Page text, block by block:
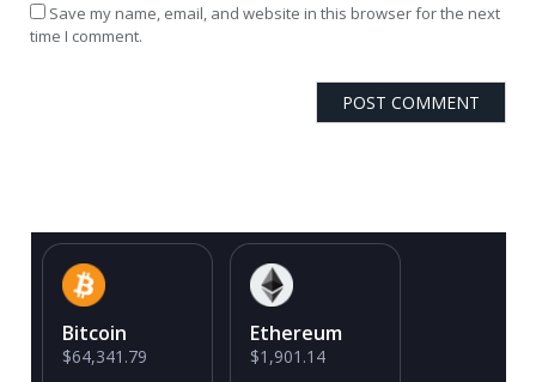
Save my name, email, and website in this browser for the next
time I comment.
Bitcoin
$64,341.79
Ethereum
$1,901.14